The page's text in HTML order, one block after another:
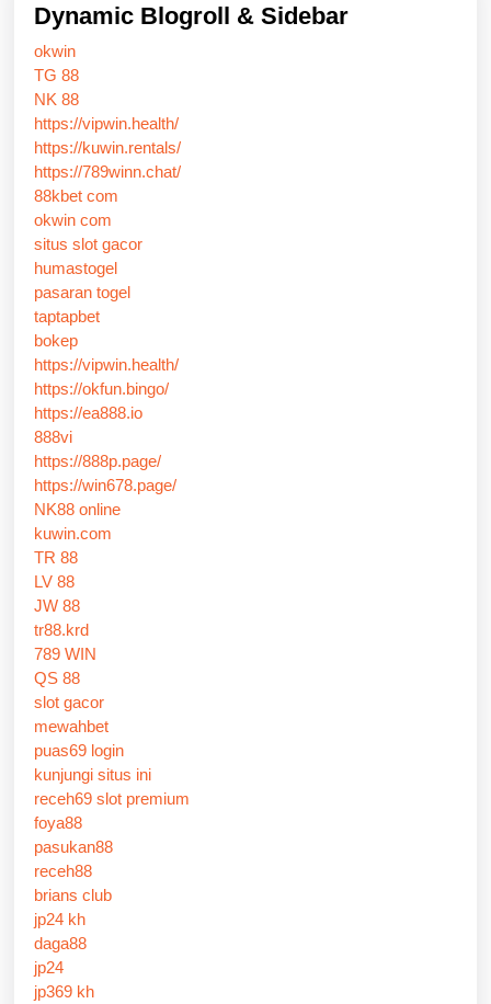
Dynamic Blogroll & Sidebar
okwin
TG 88
NK 88
https://vipwin.health/
https://kuwin.rentals/
https://789winn.chat/
88kbet com
okwin com
situs slot gacor
humastogel
pasaran togel
taptapbet
bokep
https://vipwin.health/
https://okfun.bingo/
https://ea888.io
888vi
https://888p.page/
https://win678.page/
NK88 online
kuwin.com
TR 88
LV 88
JW 88
tr88.krd
789 WIN
QS 88
slot gacor
mewahbet
puas69 login
kunjungi situs ini
receh69 slot premium
foya88
pasukan88
receh88
brians club
jp24 kh
daga88
jp24
jp369 kh